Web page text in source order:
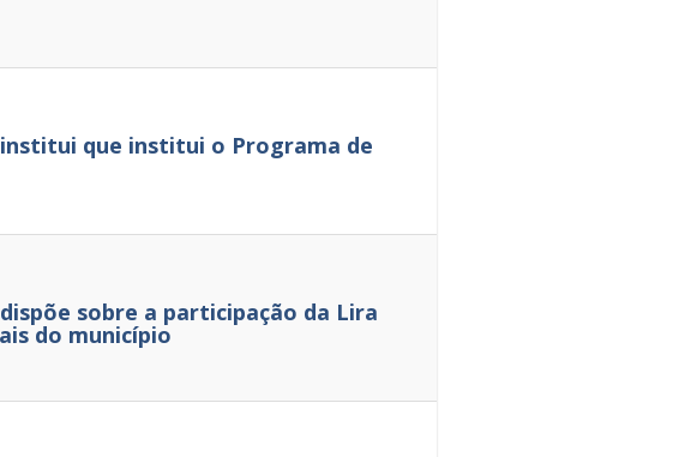
que institui o Programa de
sobre a participação da Lira
do município